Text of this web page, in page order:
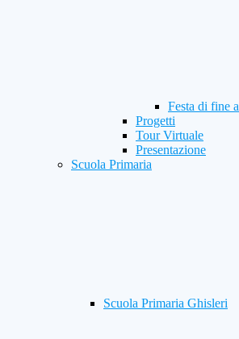
Festa di fine
Progetti
Tour Virtuale
Presentazione
Scuola Primaria
Scuola Primaria Ghisleri